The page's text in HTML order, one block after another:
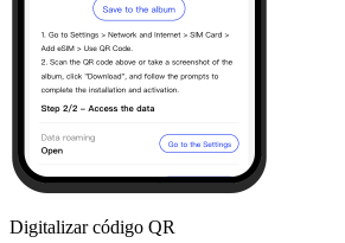
Digitalizar código QR